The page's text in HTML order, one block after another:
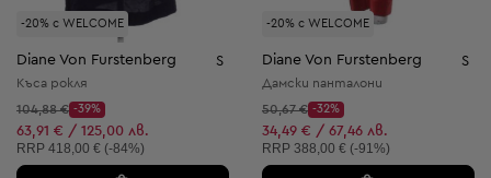
-20% с WELCOME
Diane Von Furstenberg S
Къса рокля
Начална цена:
104,88 €
Discount Price:
-39%
Намалена цена:
63,91 € / 125,00 лв.
Препоръчителна цена:
RRP 418,00 € (-84%)
-20% с WELCOME
Diane Von Furstenberg S
Дамски панталони
Начална цена:
50,67 €
Discount Price:
-32%
Намалена цена:
34,49 € / 67,46 лв.
Препоръчителна цена:
RRP 388,00 € (-91%)